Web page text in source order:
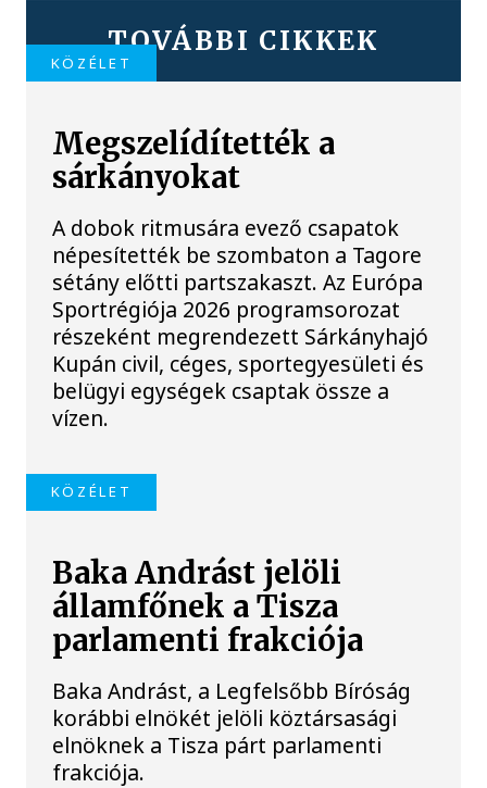
TOVÁBBI CIKKEK
KÖZÉLET
Megszelídítették a
sárkányokat
A dobok ritmusára evező csapatok
népesítették be szombaton a Tagore
sétány előtti partszakaszt. Az Európa
Sportrégiója 2026 programsorozat
részeként megrendezett Sárkányhajó
Kupán civil, céges, sportegyesületi és
belügyi egységek csaptak össze a
vízen.
KÖZÉLET
Baka Andrást jelöli
államfőnek a Tisza
parlamenti frakciója
Baka Andrást, a Legfelsőbb Bíróság
korábbi elnökét jelöli köztársasági
elnöknek a Tisza párt parlamenti
frakciója.